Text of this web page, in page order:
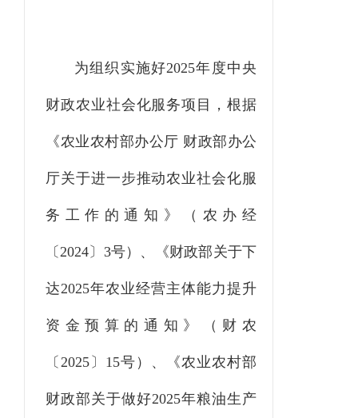
为组织实施好2025年度中央
财政农业社会化服务项目，根据
《农业农村部办公厅 财政部办公
厅关于进一步推动农业社会化服
务工作的通知》（ 农办经
〔2024 〕 3号）、《财政部关于下
达2025年农业经营主体能力提升
资金预算的通知》（ 财农
〔 2025 〕 15号）、《农业农村部
财政部关于做好2025年粮油生产